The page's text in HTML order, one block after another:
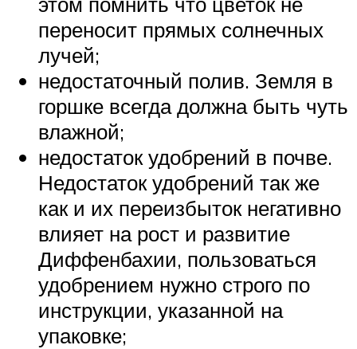
переносит прямых солнечных
лучей;
недостаточный полив. Земля в
горшке всегда должна быть чуть
влажной;
недостаток удобрений в почве.
Недостаток удобрений так же
как и их переизбыток негативно
влияет на рост и развитие
Диффенбахии, пользоваться
удобрением нужно строго по
инструкции, указанной на
упаковке;